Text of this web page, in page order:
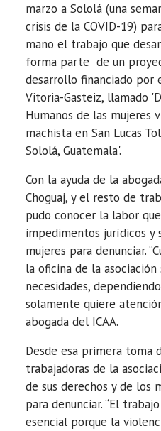
marzo a Sololá (una
crisis de la COVID-19)
mano el trabajo que
forma parte de un
desarrollo financiado por
Vitoria-Gasteiz, llamado
Humanos de las mujeres
machista en San Lucas
Sololá, Guatemala'.
Con la ayuda de la
Choguaj, y el resto de
pudo conocer la labor
impedimentos jurídicos y
mujeres para denunciar.
la oficina de la
necesidades,
solamente quiere
abogada del ICAA.
Desde esa primera toma
trabajadoras de la
de sus derechos y de los
para denunciar. “El
esencial porque la